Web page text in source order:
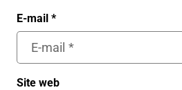
E-mail *
Site web